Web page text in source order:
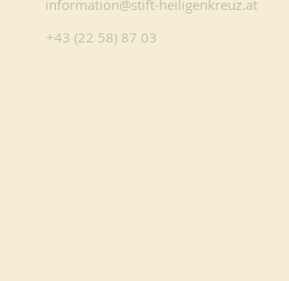
information@stift-heiligenkreuz.at
+43 (22 58) 87 03